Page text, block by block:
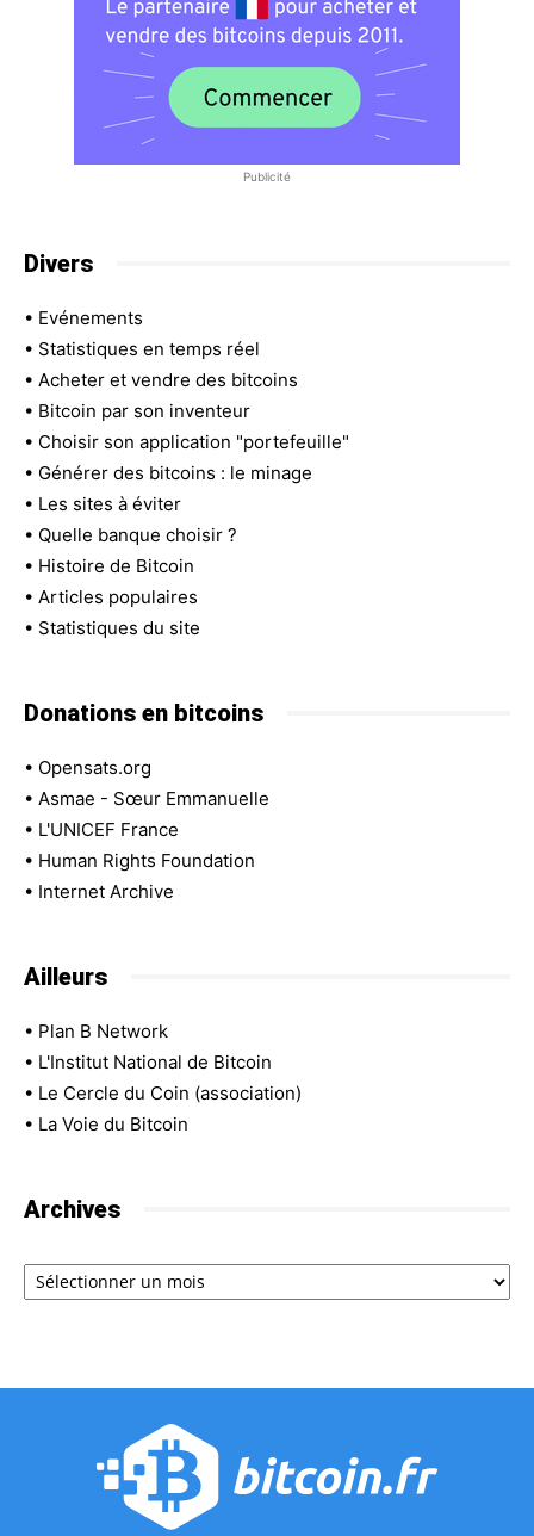
Publicité
Divers
• Evénements
• Statistiques en temps réel
• Acheter et vendre des bitcoins
• Bitcoin par son inventeur
• Choisir son application "portefeuille"
• Générer des bitcoins : le minage
• Les sites à éviter
• Quelle banque choisir ?
• Histoire de Bitcoin
• Articles populaires
• Statistiques du site
Donations en bitcoins
• Opensats.org
• Asmae - Sœur Emmanuelle
• L'UNICEF France
• Human Rights Foundation
• Internet Archive
Ailleurs
• Plan B Network
• L'Institut National de Bitcoin
• Le Cercle du Coin (association)
• La Voie du Bitcoin
Archives
Archives